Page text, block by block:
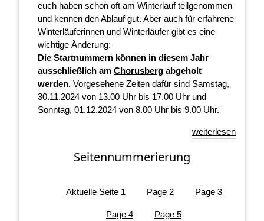
euch haben schon oft am Winterlauf teilgenommen
und kennen den Ablauf gut. Aber auch für erfahrene
Winterläuferinnen und Winterläufer gibt es eine
wichtige Änderung:
Die Startnummern können in diesem Jahr
ausschließlich am Chorusberg abgeholt
werden. Vorgesehene Zeiten dafür sind Samstag,
30.11.2024 von 13.00 Uhr bis 17.00 Uhr und
Sonntag, 01.12.2024 von 8.00 Uhr bis 9.00 Uhr.
weiterlesen
Seitennummerierung
Aktuelle Seite 1 Page 2 Page 3
Page 4 Page 5